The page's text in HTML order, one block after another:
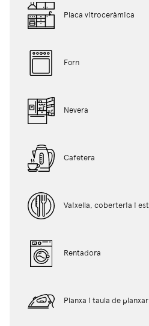
Placa vitroceràmica
Forn
Nevera
Cafetera
Vaixella, coberteria i
Rentadora
Planxa i taula de planxar